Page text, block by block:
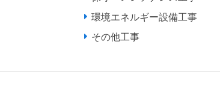
環境エネルギー設備工事
その他工事